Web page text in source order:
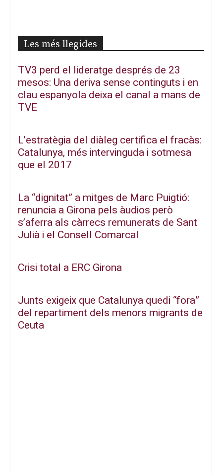
Les més llegides
TV3 perd el lideratge després de 23
mesos: Una deriva sense continguts i en
clau espanyola deixa el canal a mans de
TVE
L’estratègia del diàleg certifica el fracàs:
Catalunya, més intervinguda i sotmesa
que el 2017
La “dignitat” a mitges de Marc Puigtió:
renuncia a Girona pels àudios però
s’aferra als càrrecs remunerats de Sant
Julià i el Consell Comarcal
Crisi total a ERC Girona
Junts exigeix que Catalunya quedi “fora”
del repartiment dels menors migrants de
Ceuta